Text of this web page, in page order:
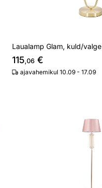
Laualamp Glam, kuld/valge
115,06 €
ajavahemikul 10.09 - 17.09